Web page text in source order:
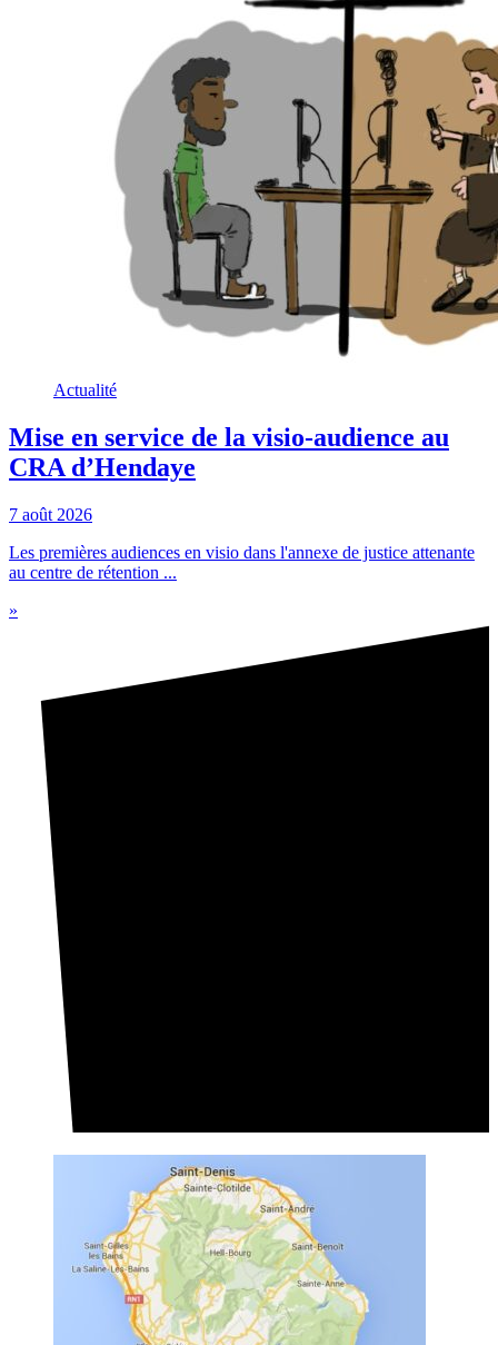
Actualité
Mise en service de la visio-audience au
CRA d’Hendaye
7 août 2026
Les premières audiences en visio dans l'annexe de justice attenante
au centre de rétention ...
»